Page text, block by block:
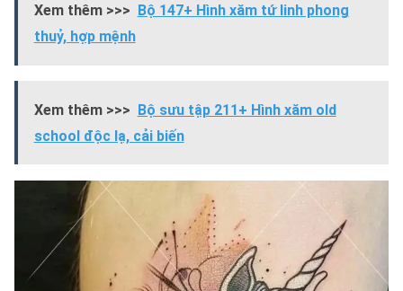
Xem thêm >>> Bộ 147+ Hình xăm tứ linh phong
thuỷ, hợp mệnh
Xem thêm >>> Bộ sưu tập 211+ Hình xăm old
school độc lạ, cải biến